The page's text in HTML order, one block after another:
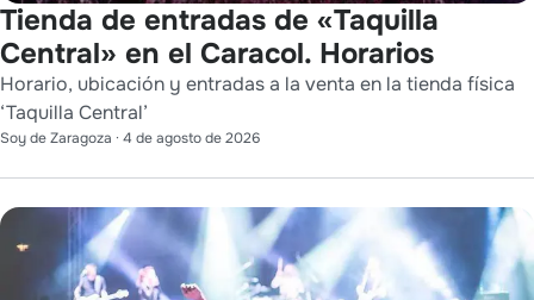
Tienda de entradas de «Taquilla
Central» en el Caracol. Horarios
Horario, ubicación y entradas a la venta en la tienda física
‘Taquilla Central’
Soy de Zaragoza · 4 de agosto de 2026